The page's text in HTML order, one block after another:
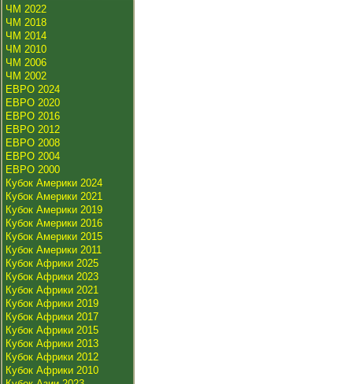
ЧМ 2022
ЧМ 2018
ЧМ 2014
ЧМ 2010
ЧМ 2006
ЧМ 2002
ЕВРО 2024
ЕВРО 2020
ЕВРО 2016
ЕВРО 2012
ЕВРО 2008
ЕВРО 2004
ЕВРО 2000
Кубок Америки 2024
Кубок Америки 2021
Кубок Америки 2019
Кубок Америки 2016
Кубок Америки 2015
Кубок Америки 2011
Кубок Африки 2025
Кубок Африки 2023
Кубок Африки 2021
Кубок Африки 2019
Кубок Африки 2017
Кубок Африки 2015
Кубок Африки 2013
Кубок Африки 2012
Кубок Африки 2010